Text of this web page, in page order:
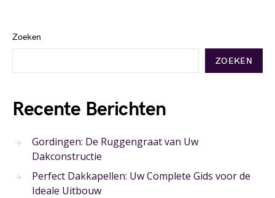
Zoeken
ZOEKEN
Recente Berichten
Gordingen: De Ruggengraat van Uw
Dakconstructie
Perfect Dakkapellen: Uw Complete Gids voor de
Ideale Uitbouw